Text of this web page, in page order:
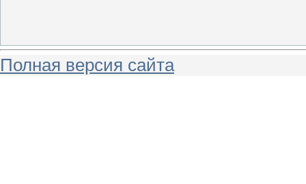
Полная версия сайта